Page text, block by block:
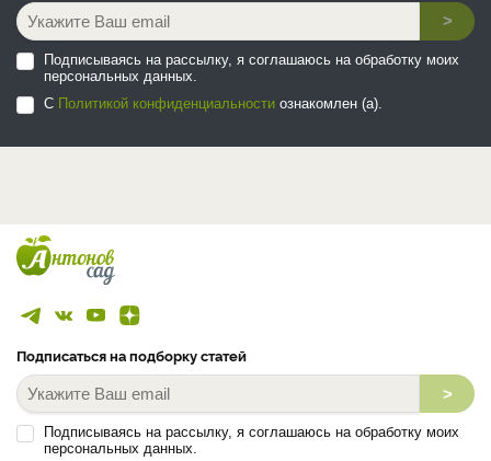
>
Подписываясь на рассылку, я соглашаюсь на обработку моих
персональных данных.
С Политикой конфиденциальности ознакомлен (а).
Подписаться на подборку статей
>
Подписываясь на рассылку, я соглашаюсь на обработку моих
персональных данных.